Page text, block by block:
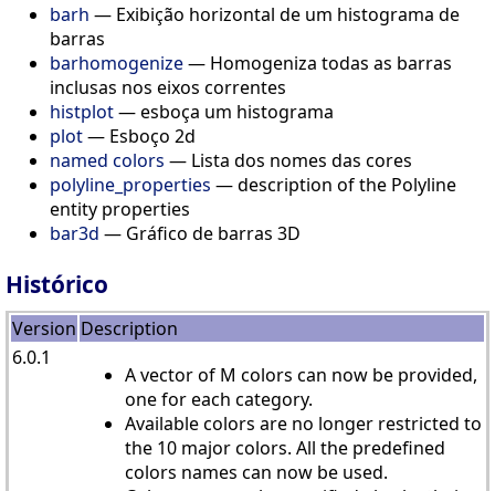
barh — Exibição horizontal de um histograma de
barras
barhomogenize— Homogeniza todas as barras
inclusas nos eixos correntes
histplot— esboça um histograma
plot— Esboço 2d
named colors — Lista dos nomes das cores
polyline_properties — description of the Polyline
entity properties
bar3d — Gráfico de barras 3D
Histórico
Version Description
6.0.1
A vector of M colors can now be provided,
one for each category.
Available colors are no longer restricted to
the 10 major colors. All the predefined
colors names can now be used.